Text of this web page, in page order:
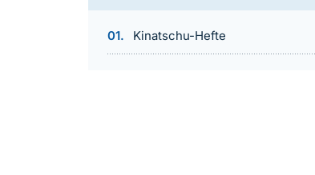
Kinatschu-Hefte